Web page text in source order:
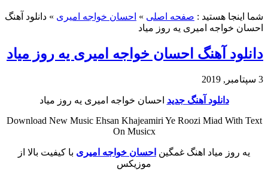
شما اینجا هستید : صفحه اصلی » احسان خواجه امیری » دانلود آهنگ
احسان خواجه امیری یه روز میاد
دانلود آهنگ احسان خواجه امیری یه روز میاد
3 سپتامبر, 2019
دانلود آهنگ جدید احسان خواجه امیری یه روز میاد
Download New Music Ehsan Khajeamiri Ye Roozi Miad With Text
On Musicx
یه روز میاد اهنگ غمگین احسان خواجه امیری با کیفیت بالا از
موزیکس